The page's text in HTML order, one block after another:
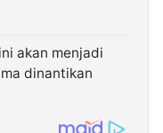
akan menjadi
dinantikan